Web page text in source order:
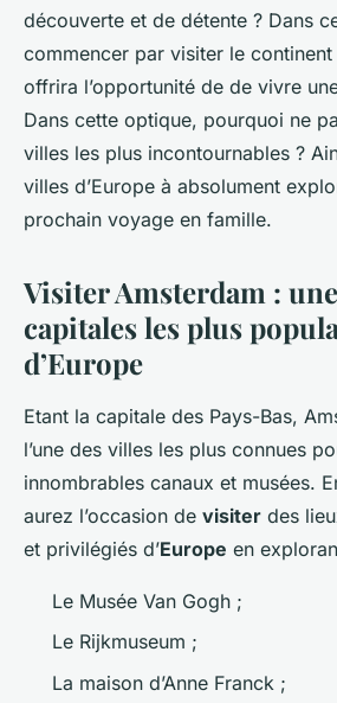
découverte et de détente ? Dans
commencer par visiter le
offrira l’opportunité de de vivre
Dans cette optique, pourquoi ne
villes les plus incontournables ?
villes d’Europe à absolument
prochain voyage en famille.
Visiter Amsterdam :
capitales les plus
d’Europe
Etant la capitale des Pays-Bas,
l’une des villes les plus connues
innombrables canaux et musées.
aurez l’occasion de visiter des
et privilégiés d’Europe en
Le Musée Van Gogh ;
Le Rijkmuseum ;
La maison d’Anne Franck ;